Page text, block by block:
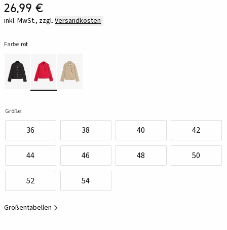
26,99 €
inkl. MwSt., zzgl. Versandkosten
Farbe:rot
Größe:
36 38 40 42
44 46 48 50
52 54
Größentabellen